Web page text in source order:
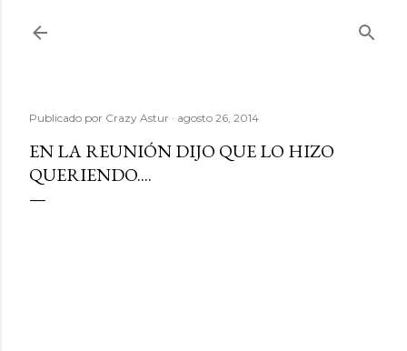
Publicado por Crazy Astur agosto 26, 2014
EN LA REUNIÓN DIJO QUE LO HIZO
QUERIENDO....